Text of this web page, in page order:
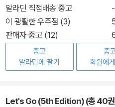
알라딘 직접배송 중고
-
이 광활한 우주점 (3)
판매자 중고 (12)
중고
알라딘에 팔기
중
회원에
Let's Go (5th Edition) (총 40